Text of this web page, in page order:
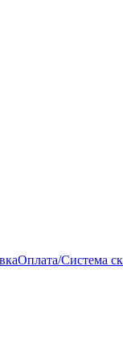
Оплата/Система